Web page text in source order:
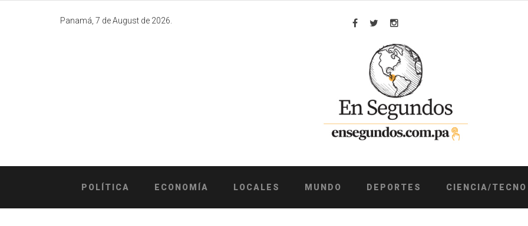
Panamá, 7 de August de 2026.
Facebook
TwitterInstagram
POLÍTICA ECONOMÍA LOCALES MUNDO DEPORTES CIENCIA/TECNO